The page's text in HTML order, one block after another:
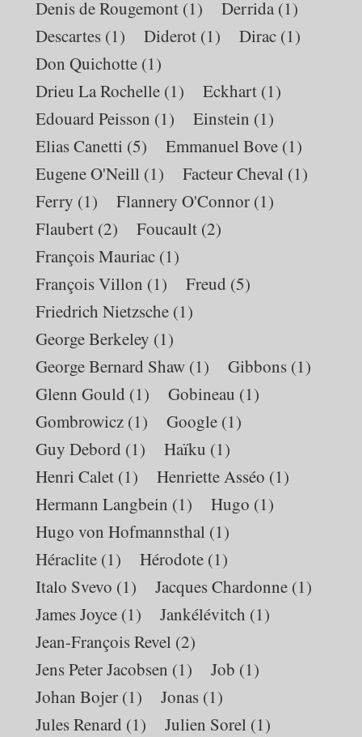
Denis de Rougemont (1) Derrida (1)
Descartes (1) Diderot (1) Dirac (1)
Don Quichotte (1)
Drieu La Rochelle (1) Eckhart (1)
Edouard Peisson (1) Einstein (1)
Elias Canetti (5) Emmanuel Bove (1)
Eugene O'Neill (1) Facteur Cheval (1)
Ferry (1) Flannery O'Connor (1)
Flaubert (2) Foucault (2)
François Mauriac (1)
François Villon (1) Freud (5)
Friedrich Nietzsche (1)
George Berkeley (1)
George Bernard Shaw (1) Gibbons (1)
Glenn Gould (1) Gobineau (1)
Gombrowicz (1) Google (1)
Guy Debord (1) Haïku (1)
Henri Calet (1) Henriette Asséo (1)
Hermann Langbein (1) Hugo (1)
Hugo von Hofmannsthal (1)
Héraclite (1) Hérodote (1)
Italo Svevo (1) Jacques Chardonne (1)
James Joyce (1) Jankélévitch (1)
Jean-François Revel (2)
Jens Peter Jacobsen (1) Job (1)
Johan Bojer (1) Jonas (1)
Jules Renard (1) Julien Sorel (1)